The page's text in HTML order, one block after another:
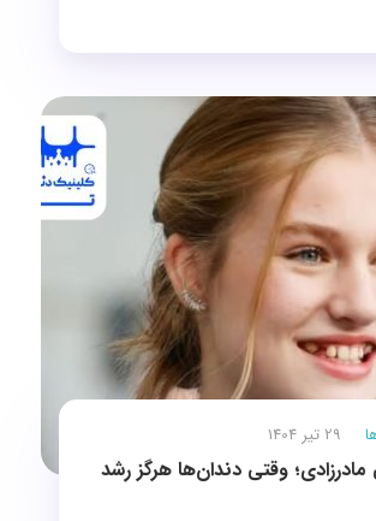
29 تیر 1404
وقتی دندان‌ها هرگز رشد